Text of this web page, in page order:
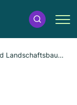
Landschaftsbau